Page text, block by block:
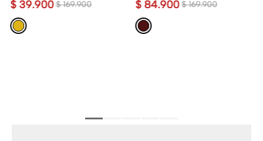
$ 169.900
$ 39.900
$ 169.900
$ 84.900